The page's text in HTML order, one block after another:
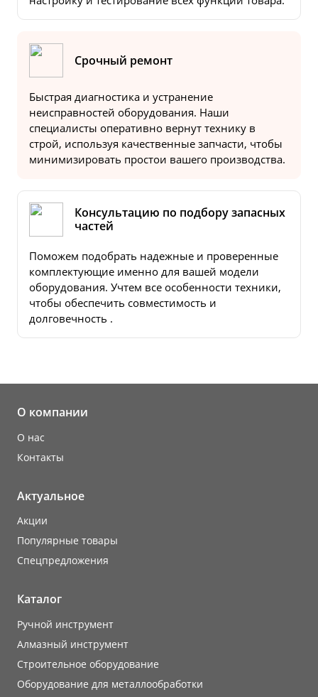
Срочный ремонт
Быстрая диагностика и устранение
неисправностей оборудования. Наши
специалисты оперативно вернут технику в
строй, используя качественные запчасти, чтобы
минимизировать простои вашего производства.
Консультацию по подбору запасных
частей
Поможем подобрать надежные и проверенные
комплектующие именно для вашей модели
оборудования. Учтем все особенности техники,
чтобы обеспечить совместимость и
долговечность .
О компании
О нас
Контакты
Актуальное
Акции
Популярные товары
Cпецпредложения
Каталог
Ручной инструмент
Алмазный инструмент
Строительное оборудование
Оборудование для металлообработки